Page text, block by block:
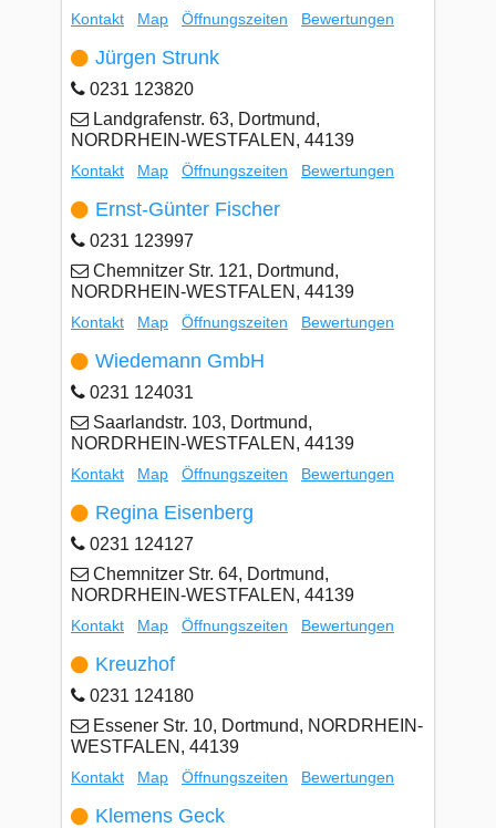
Kontakt Map Öffnungszeiten Bewertungen
Jürgen Strunk
0231 123820
Landgrafenstr. 63, Dortmund,
NORDRHEIN-WESTFALEN, 44139
Kontakt Map Öffnungszeiten Bewertungen
Ernst-Günter Fischer
0231 123997
Chemnitzer Str. 121, Dortmund,
NORDRHEIN-WESTFALEN, 44139
Kontakt Map Öffnungszeiten Bewertungen
Wiedemann GmbH
0231 124031
Saarlandstr. 103, Dortmund,
NORDRHEIN-WESTFALEN, 44139
Kontakt Map Öffnungszeiten Bewertungen
Regina Eisenberg
0231 124127
Chemnitzer Str. 64, Dortmund,
NORDRHEIN-WESTFALEN, 44139
Kontakt Map Öffnungszeiten Bewertungen
Kreuzhof
0231 124180
Essener Str. 10, Dortmund, NORDRHEIN-
WESTFALEN, 44139
Kontakt Map Öffnungszeiten Bewertungen
Klemens Geck